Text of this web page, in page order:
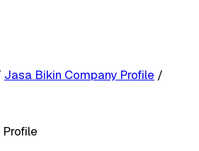
Jasa Bikin Company Profile /